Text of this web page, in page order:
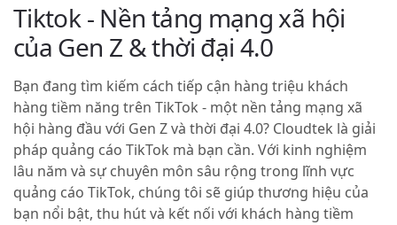
Tiktok- Nền tảng mạng xã hội
của Gen Z & thời đại 4.0
Bạn đang tìm kiếm cách tiếp cận hàng triệu khách
hàng tiềm năng trên TikTok - một nền tảng mạng xã
hội hàng đầu với Gen Z và thời đại 4.0? Cloudtek là giải
pháp quảng cáo TikTok mà bạn cần. Với kinh nghiệm
lâu năm và sự chuyên môn sâu rộng trong lĩnh vực
quảng cáo TikTok, chúng tôi sẽ giúp thương hiệu của
bạn nổi bật, thu hút và kết nối với khách hàng tiềm